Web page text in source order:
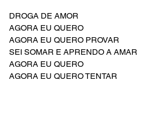
DROGA DE AMOR
AGORA EU QUERO
AGORA EU QUERO PROVAR
SEI SOMAR E APRENDO A AMAR
AGORA EU QUERO
AGORA EU QUERO TENTAR